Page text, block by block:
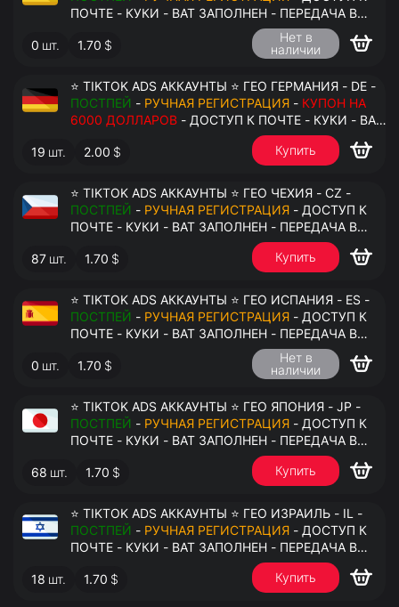
ПОЧТЕ - КУКИ - ВАТ ЗАПОЛНЕН - ПЕРЕДАЧА В
0 шт. 1.70 $
Нет в
наличии
⭐ TIKTOK ADS АККАУНТЫ ⭐ ГЕО ГЕРМАНИЯ - DE -
ПОСТПЕЙ - РУЧНАЯ РЕГИСТРАЦИЯ - КУПОН НА
6000 ДОЛЛАРОВ - ДОСТУП К ПОЧТЕ - КУКИ - ВАТ
ЗАПОЛНЕН - ПЕРЕДАЧА В АНТИДЕТЕКТ
19 шт. 2.00 $ Купить
⭐ TIKTOK ADS АККАУНТЫ ⭐ ГЕО ЧЕХИЯ - CZ -
ПОСТПЕЙ - РУЧНАЯ РЕГИСТРАЦИЯ
ПОЧТЕ - КУКИ - ВАТ ЗАПОЛНЕН - ПЕРЕДАЧА В
87 шт. 1.70 $ Купить
⭐ TIKTOK ADS АККАУНТЫ ⭐ ГЕО ИСПАНИЯ - ES -
ПОСТПЕЙ - РУЧНАЯ РЕГИСТРАЦИЯ - ДОСТУП К
ПОЧТЕ - КУКИ - ВАТ ЗАПОЛНЕН - ПЕРЕДАЧА В
0 шт. 1.70 $
Нет в
наличии
⭐ TIKTOK ADS АККАУНТЫ ⭐ ГЕО ЯПОНИЯ - JP -
ПОСТПЕЙ - РУЧНАЯ РЕГИСТРАЦИЯ - ДОСТУП К
ПОЧТЕ - КУКИ - ВАТ ЗАПОЛНЕН - ПЕРЕДАЧА В
68 шт. 1.70 $ Купить
⭐ TIKTOK ADS АККАУНТЫ ⭐ ГЕО ИЗРАИЛЬ - IL -
ПОСТПЕЙ - РУЧНАЯ РЕГИСТРАЦИЯ - ДОСТУП К
ПОЧТЕ - КУКИ - ВАТ ЗАПОЛНЕН - ПЕРЕДАЧА В
18 шт. 1.70 $ Купить